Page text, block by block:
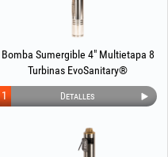
Bomba Sumergible 4" Multietapa 8
Turbinas EvoSanitary®
Detalles
1